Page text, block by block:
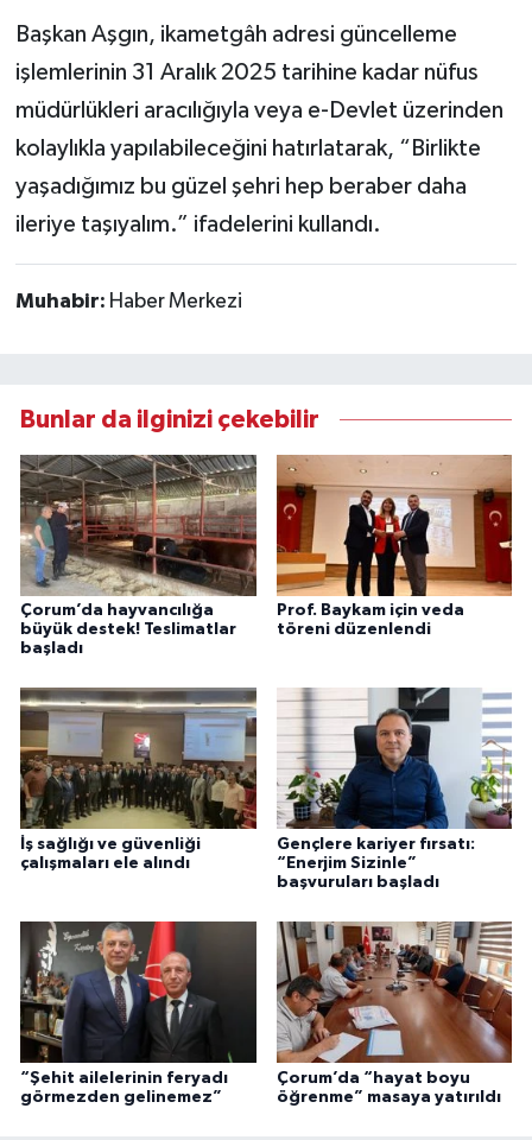
Başkan Aşgın, ikametgâh adresi güncelleme
işlemlerinin 31 Aralık 2025 tarihine kadar nüfus
müdürlükleri aracılığıyla veya e-Devlet üzerinden
kolaylıkla yapılabileceğini hatırlatarak, “Birlikte
yaşadığımız bu güzel şehri hep beraber daha
ileriye taşıyalım.” ifadelerini kullandı.
Muhabir: Haber Merkezi
Bunlar da ilginizi çekebilir
Çorum’da hayvancılığa
büyük destek! Teslimatlar
başladı
Prof. Baykam için veda
töreni düzenlendi
İş sağlığı ve güvenliği
çalışmaları ele alındı
Gençlere kariyer fırsatı:
“Enerjim Sizinle”
başvuruları başladı
“Şehit ailelerinin feryadı
görmezden gelinemez”
Çorum’da “hayat boyu
öğrenme” masaya yatırıldı